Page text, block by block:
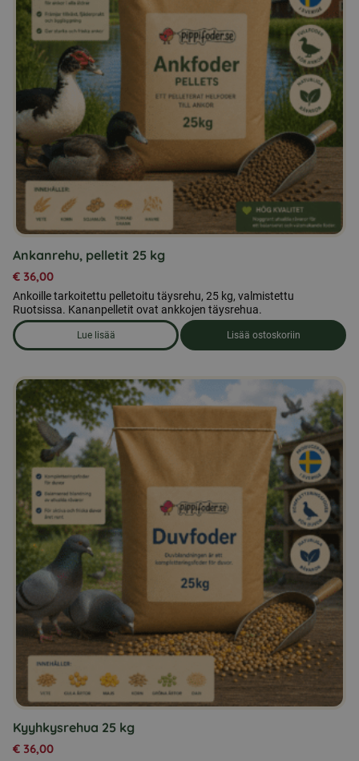
Ankanrehu, pelletit 25 kg
€ 36,00
Ankoille tarkoitettu pelletoitu täysrehu, 25 kg, valmistettu
Ruotsissa. Kananpelletit ovat ankkojen täysrehua.
Lue lisää
om produkten Ankanrehu, pelletit 25 kg
Lisää ostoskoriin
Kyyhkysrehua 25 kg
€ 36,00